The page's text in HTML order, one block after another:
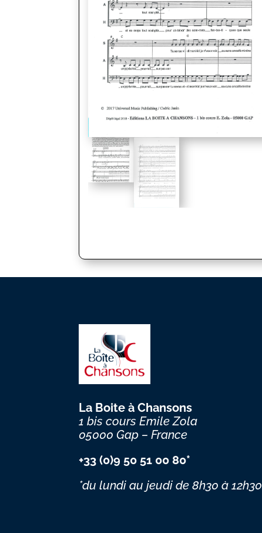
La Boite à Chansons
1 bis cours Emile Zola
05000 Gap – France
+33 (0)9 50 51 00 80*
*du lundi au jeudide 8h30 à 12h30